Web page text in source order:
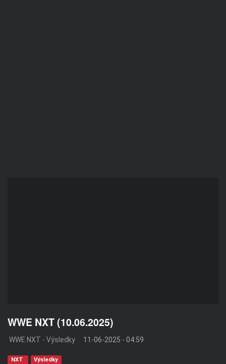
WWE NXT (10.06.2025)
WWE NXT - Výsledky 11-06-2025 - 04:59
NXT Výsledky